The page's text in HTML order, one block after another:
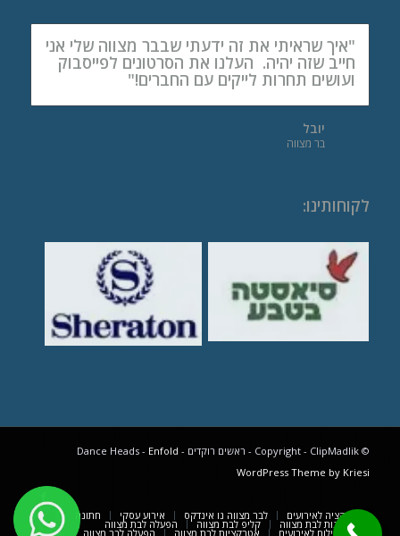
"איך שראיתי את זה ידעתי שבבר מצווה שלי אני
חייב שזה יהיה. העלנו את הסרטונים לפייסבוק
ועושים תחרות לייקים עם החברים!"
יובל
בר מצווה
לקוחותינו:
© Copyright - ClipMadlik - ראשים רוקדים - Dance Heads -
Enfold
WordPress Theme by Kriesi
אטרקציה לאירועים לבר מצווה נו אינדקס אירוע עסקי חתונה
רעיונות לבת מצווה קליפ לבת מצווה הפעלה לבת מצווה
תא צילום לאירועים אטרקציות לבת מצווה הפעלה לבר מצווה